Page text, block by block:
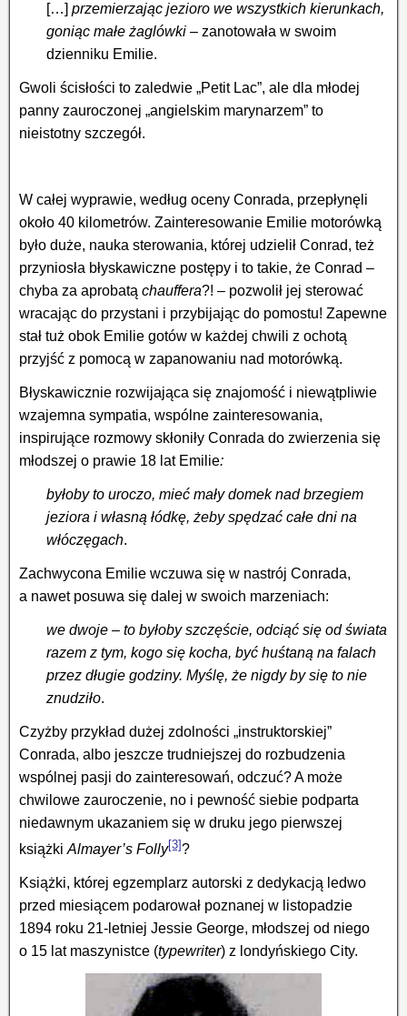
[…] przemierzając jezioro we wszystkich kierunkach,
goniąc małe żaglówki – zanotowała w swoim
dzienniku Emilie.
Gwoli ścisłości to zaledwie „Petit Lac”, ale dla młodej
panny zauroczonej „angielskim marynarzem” to
nieistotny szczegół.
W całej wyprawie, według oceny Conrada, przepłynęli
około 40 kilometrów. Zainteresowanie Emilie mo­to­rów­ką
było duże, nauka sterowania, której udzielił Conrad, też
przyniosła błyskawiczne postępy i to takie, że Conrad –
chyba za aprobatą chauffera?! – pozwolił jej sterować
wracając do przystani i przybi­jając do pomostu! Zapewne
stał tuż obok Emilie gotów w każdej chwili z ochotą
przyjść z pomocą w za­pa­nowaniu nad motorówką.
Błyskawicznie rozwijająca się znajomość i niewątpliwie
wzajemna sympatia, wspólne zainteresowania,
inspirujące rozmowy skłoniły Conrada do zwierzenia się
młodszej o prawie 18 lat Emilie:
byłoby to uroczo, mieć mały domek nad brzegiem
jeziora i własną łódkę, żeby spędzać całe dni na
włóczęgach.
Zachwycona Emilie wczuwa się w nastrój Conrada,
a nawet posuwa się dalej w swoich marzeniach:
we dwoje – to byłoby szczęście, odciąć się od świata
razem z tym, kogo się kocha, być huśtaną na falach
przez długie godziny. Myślę, że nigdy by się to nie
znudziło.
Czyżby przykład dużej zdolności „instruktorskiej”
Conrada, albo jeszcze trudniejszej do rozbudzenia
wspólnej pasji do zainteresowań, odczuć? A może
chwilowe zauroczenie, no i pewność siebie podparta
niedawnym ukazaniem się w druku jego pierwszej
książki Almayer’s Folly[3]?
Książki, której egzemplarz autorski z dedykacją ledwo
przed miesiącem podarował poznanej w listopa­dzie
1894 roku 21-letniej Jessie George, młodszej od niego
o 15 lat maszynistce (typewriter) z londyńskiego City.